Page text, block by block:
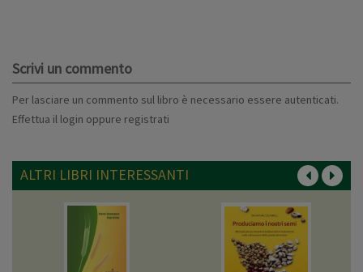
Scrivi un commento
Per lasciare un commento sul libro è necessario essere autenticati.
Effettua il login oppure registrati
ALTRI LIBRI INTERESSANTI